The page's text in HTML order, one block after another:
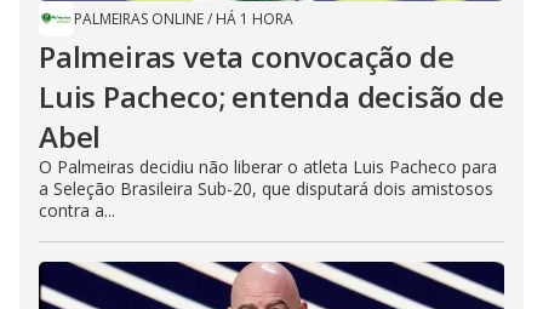
PALMEIRAS ONLINE/ HÁ 1 HORA
Palmeiras veta convocação de
Luis Pacheco; entenda decisão de
Abel
O Palmeiras decidiu não liberar o atleta Luis Pacheco para
a Seleção Brasileira Sub-20, que disputará dois amistosos
contra a...